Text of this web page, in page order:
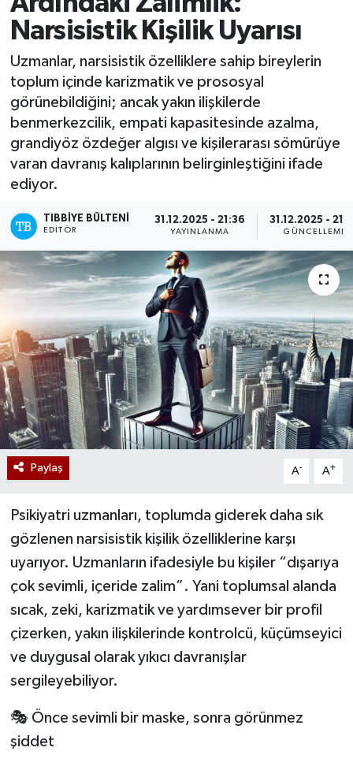
Narsisistik Kişilik Uyarısı
Uzmanlar, narsisistik özelliklere sahip bireylerin
toplum içinde karizmatik ve prososyal
görünebildiğini; ancak yakın ilişkilerde
benmerkezcilik, empati kapasitesinde azalma,
grandiyöz özdeğer algısı ve kişilerarası sömürüye
varan davranış kalıplarının belirginleştiğini ifade
ediyor.
TIBBIYE BÜLTENI
EDITÖR
31.12.2025 - 21:36
YAYINLANMA
31.12.2025 -
GÜNCELLEME
Paylaş A- A+
Psikiyatri uzmanları, toplumda giderek daha sık
gözlenen narsisistik kişilik özelliklerine karşı
uyarıyor. Uzmanların ifadesiyle bu kişiler “dışarıya
çok sevimli, içeride zalim”. Yani toplumsal alanda
sıcak, zeki, karizmatik ve yardımsever bir profil
çizerken, yakın ilişkilerinde kontrolcü, küçümseyici
ve duygusal olarak yıkıcı davranışlar
sergileyebiliyor.
🎭 Önce sevimli bir maske, sonra görünmez
şiddet
Mevzuat